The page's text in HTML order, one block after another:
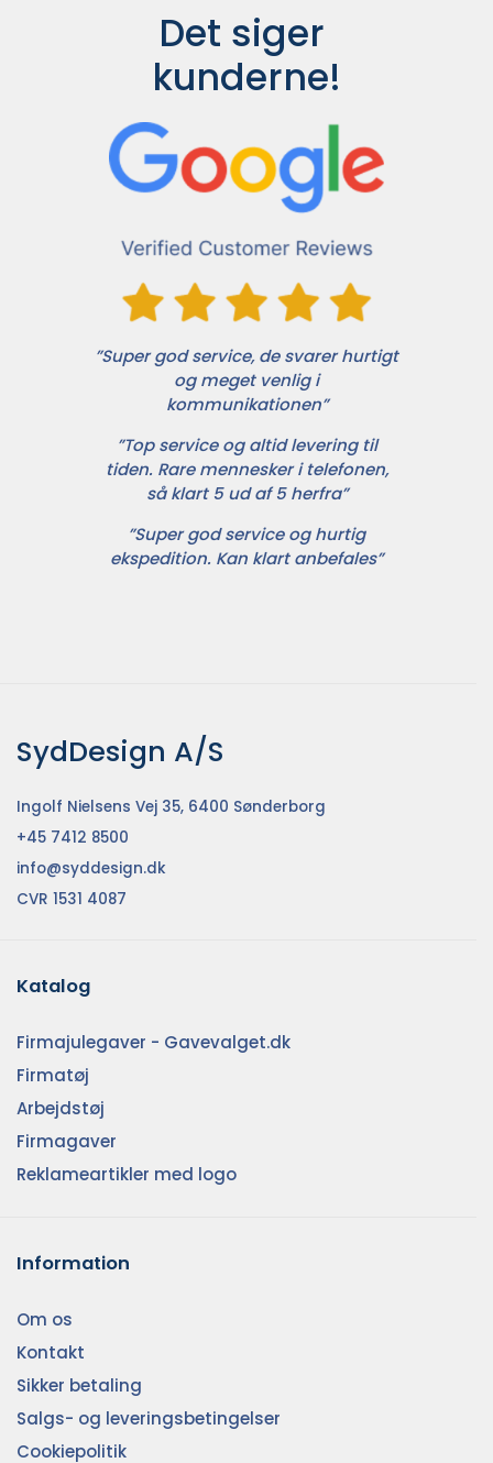
Det siger
kunderne!
”Super god service, de svarer hurtigt
og meget venlig i
kommunikationen”
”Top service og altid levering til
tiden. Rare mennesker i telefonen,
så klart 5 ud af 5 herfra”
”Super god service og hurtig
ekspedition. Kan klart anbefales”
SydDesign A/S
Ingolf Nielsens Vej 35, 6400 Sønderborg
+45 7412 8500
info@syddesign.dk
CVR 1531 4087
Katalog
Firmajulegaver - Gavevalget.dk
Firmatøj
Arbejdstøj
Firmagaver
Reklameartikler med logo
Information
Om os
Kontakt
Sikker betaling
Salgs- og leveringsbetingelser
Cookiepolitik